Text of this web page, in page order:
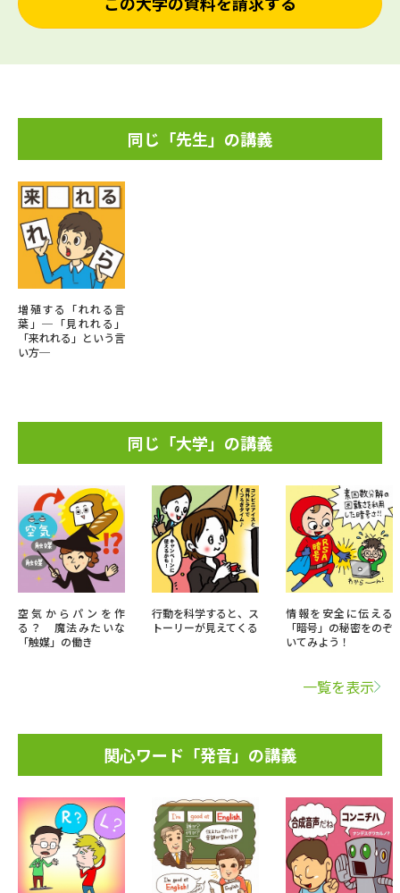
同じ「先生」の講義
増殖する「れれる言
葉」─「見れれる」
「来れれる」という言
い方─
同じ「大学」の講義
空気からパンを作
る？ 魔法みたいな
「触媒」の働き
行動を科学すると、ス
トーリーが見えてくる
情報を安全に伝える
「暗号」の秘密をのぞ
いてみよう！
一覧を表示
関心ワード「発音」の講義